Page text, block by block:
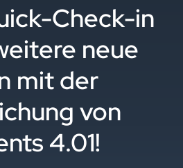
Check-in
neue
mit der
von
4.01!